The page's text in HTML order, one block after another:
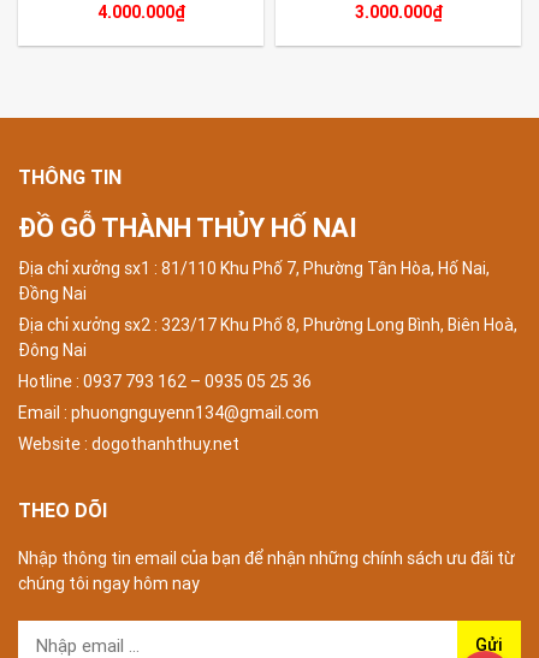
4.000.000₫ 3.000.000₫
THÔNG TIN
ĐỒ GỖ THÀNH THỦY HỐ NAI
Địa chỉ xưởng sx1 : 81/110 Khu Phố 7, Phường Tân Hòa, Hố Nai,
Đồng Nai
Địa chỉ xưởng sx2 : 323/17 Khu Phố 8, Phường Long Bình, Biên Hoà,
Đông Nai
Hotline : 0937 793 162 – 0935 05 25 36
Email : phuongnguyenn134@gmail.com
Website : dogothanhthuy.net
THEO DÕI
Nhập thông tin email của bạn để nhận những chính sách ưu đãi từ
chúng tôi ngay hôm nay